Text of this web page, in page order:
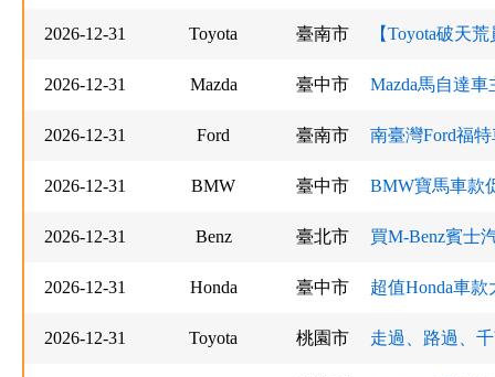
2026-12-31 Toyota 臺南市 【Toyota破天
2026-12-31 Mazda 臺中市 Mazda馬自達
2026-12-31 Ford 臺南市 南臺灣Ford福
2026-12-31 BMW 臺中市 BMW寶馬車款
2026-12-31 Benz 臺北市 買M-Benz賓士
2026-12-31 Honda 臺中市 超值Honda車
2026-12-31 Toyota 桃園市 走過、路過、